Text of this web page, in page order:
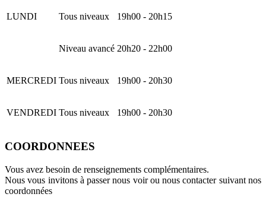
LUNDI Tous niveaux 19h00 - 20h15
Niveau avancé 20h20 - 22h00
MERCREDI Tous niveaux 19h00 - 20h30
VENDREDI Tous niveaux 19h00 - 20h30
COORDONNEES
Vous avez besoin de renseignements complémentaires.
Nous vous invitons à passer nous voir ou nous contacter suivant nos
coordonnées